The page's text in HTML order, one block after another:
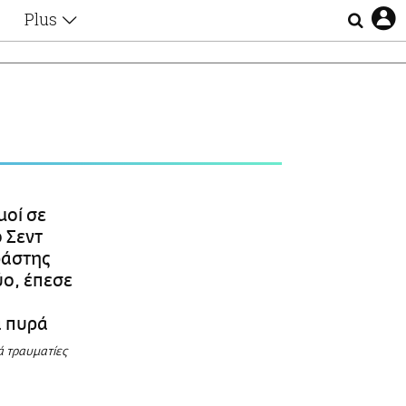
Plus
Απώλειες
Lgbtqi+
Επιλογές
σε
Σεντ
έπεσε
πυρά
τραυματίες